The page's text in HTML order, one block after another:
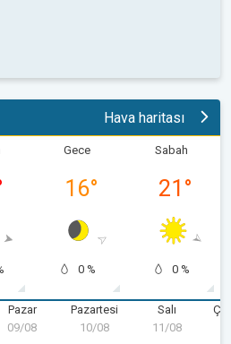
Hava haritası
Gece
16°
0 %
Sabah
21 °
0 %
Pazar
09/08
Pazartesi
10/08 Pazartesi
10/08
Salı
11/08